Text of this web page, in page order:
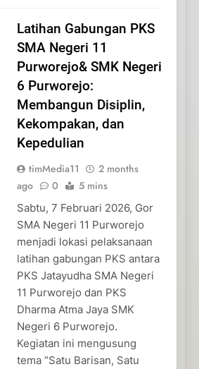
Latihan Gabungan PKS
SMA Negeri 11
Purworejo& SMK Negeri
6 Purworejo:
Membangun Disiplin,
Kekompakan, dan
Kepedulian
timMedia11
2 months
ago
0 5 mins
Sabtu, 7 Februari 2026, Gor
SMA Negeri 11 Purworejo
menjadi lokasi pelaksanaan
latihan gabungan PKS antara
PKS Jatayudha SMA Negeri
11 Purworejo dan PKS
Dharma Atma Jaya SMK
Negeri 6 Purworejo.
Kegiatan ini mengusung
tema “Satu Barisan, Satu